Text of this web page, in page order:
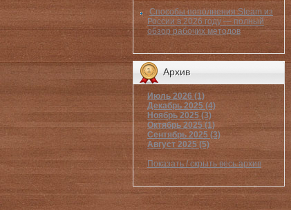
Способы пополнения Steam из
России в 2026 году — полный
обзор рабочих методов
Архив
Июль 2026 (1)
Декабрь 2025 (4)
Ноябрь 2025 (3)
Октябрь 2025 (1)
Сентябрь 2025 (3)
Август 2025 (5)
Показать / скрыть весь архив